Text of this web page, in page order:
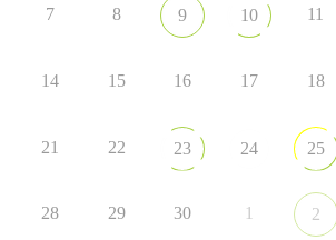
7 8 9 10 11
14 15 16 17 18
21 22 23 24 25
28 29 30 1 2